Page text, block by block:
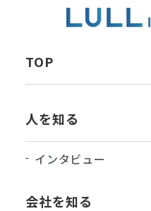
TOP
人を知る
インタビュー
会社を知る